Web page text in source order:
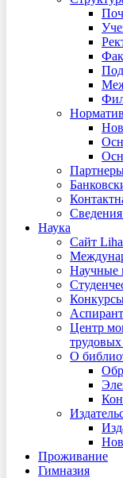
Наука
Сайт
Научные
Центр
О
Проживание
Гимназия